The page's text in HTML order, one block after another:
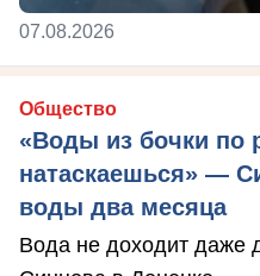
07.08.2026
Общество
«Воды из бочки по
натаскаешься» —
воды два месяца
Вода не доходит даже